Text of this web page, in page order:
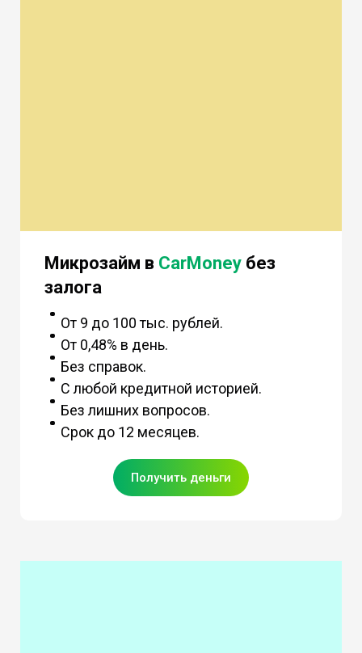
Микрозайм в CarMoney без
залога
От 9 до 100 тыс. рублей.
От 0,48% в день.
Без справок.
С любой кредитной историей.
Без лишних вопросов.
Срок до 12 месяцев.
Получить деньги